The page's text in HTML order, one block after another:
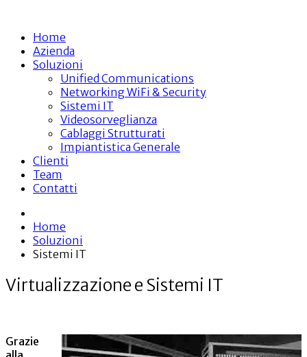
Home
Azienda
Soluzioni
Unified Communications
Networking WiFi & Security
Sistemi IT
Videosorveglianza
Cablaggi Strutturati
Impiantistica Generale
Clienti
Team
Contatti
Home
Soluzioni
Sistemi IT
Virtualizzazione e Sistemi IT
Grazie